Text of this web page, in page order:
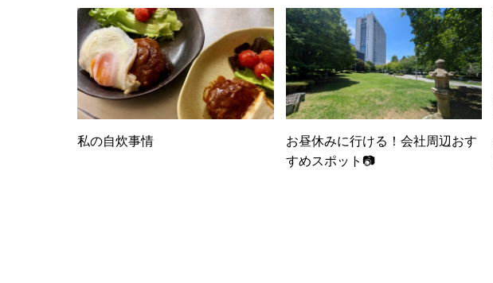
私の自炊事情
お昼休みに行ける！会社周辺おす
すめスポット📷